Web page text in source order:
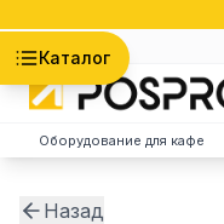
Каталог
Оборудование для кафе
Назад